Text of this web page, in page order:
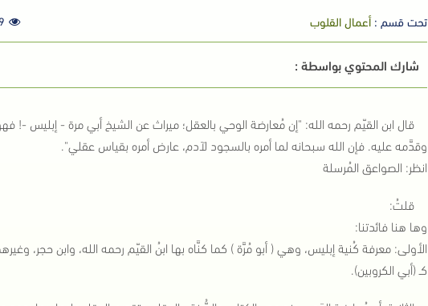
تحت قسم :أعمال القلوب
شارك المحتوي بواسطة :
قال ابن القيّم رحمه الله: "إن مُعارضة الوحي بالعقل؛ ميراث عن الشيخ أبي مرة - إبليس
وقدَّمه عليه. فإن الله سبحانه لما أمره بالسجود لآدم، عارض أمره بقياس عقلي".
انظر: الصواعق المُرسلة
قلتُ:
وها هنا فائدتنا:
الأولى: معرفة كُنية إبليس، وهي ( أبو مُرَّة ) كما كنَّاه بها ابنُ القيّم رحمه الله، وابن حجر،
كـ (أبي الكروبين).